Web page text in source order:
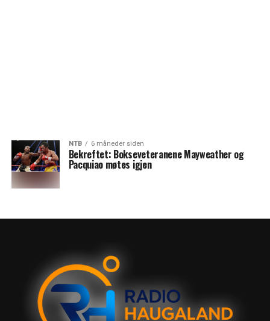
NTB 6 måneder siden
Bekreftet: Bokseveteranene Mayweather og
Pacquiao møtes igjen